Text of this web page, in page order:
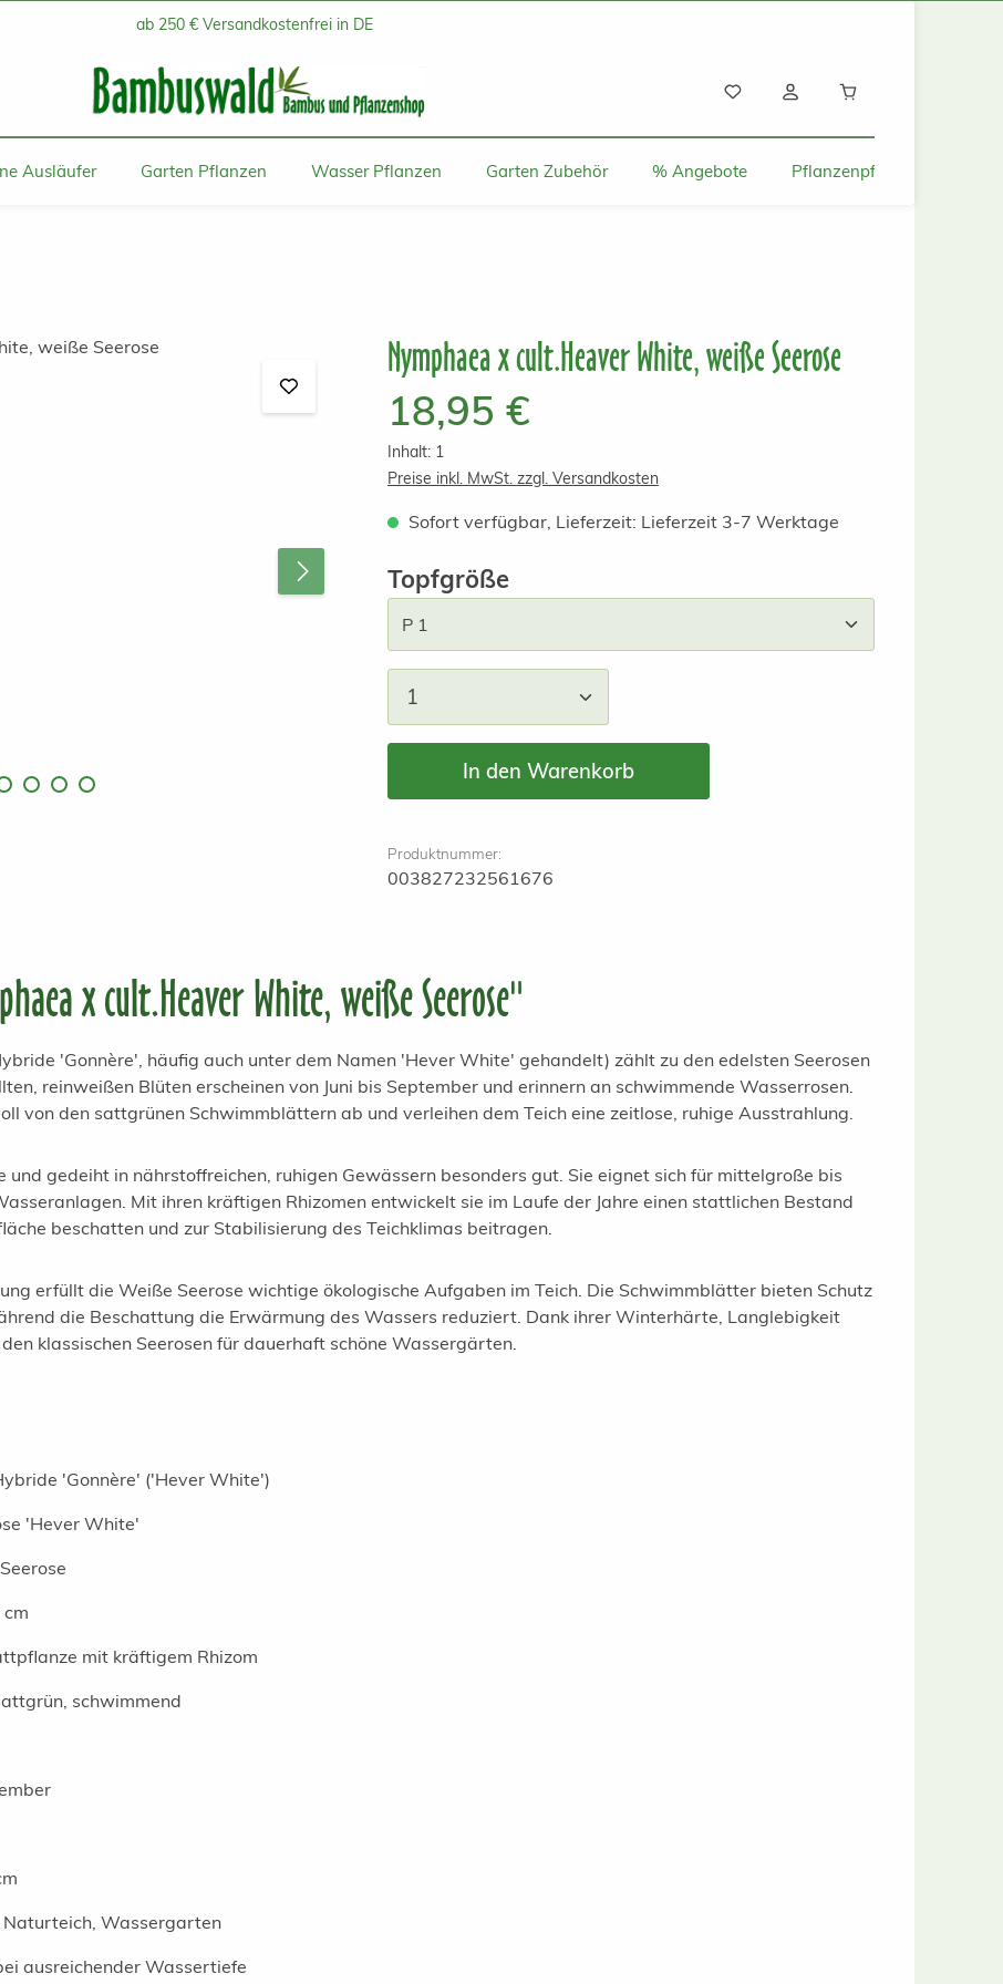
ab 250 € Versandkostenfrei in DE
Ausläufer Garten Pflanzen Wasser Pflanzen Garten Zubehör % Angebote Pflanzenpflege und Tipps
Nymphaea x cult.Heaver White, weiße Seerose
Regulärer Preis:
18,95 €
Inhalt: 1
Preise inkl. MwSt. zzgl. Versandkosten
Sofort verfügbar, Lieferzeit: Lieferzeit 3-7 Werktage
Topfgrößeauswählen
Produkt Anzahl: Gib den gewünschten Wert ein
In den Warenkorb
Produktnummer:
003827232561676
x cult.Heaver White, weiße Seerose"
'Gonnère', häufig auch unter dem Namen 'Hever White' gehandelt) zählt zu den edelsten Seerosen
reinweißen Blüten erscheinen von Juni bis September und erinnern an schwimmende Wasserrosen.
von den sattgrünen Schwimmblättern ab und verleihen dem Teich eine zeitlose, ruhige Ausstrahlung.
gedeiht in nährstoffreichen, ruhigen Gewässern besonders gut. Sie eignet sich für mittelgroße bis
Mit ihren kräftigen Rhizomen entwickelt sie im Laufe der Jahre einen stattlichen Bestand
beschatten und zur Stabilisierung des Teichklimas beitragen.
erfüllt die Weiße Seerose wichtige ökologische Aufgaben im Teich. Die Schwimmblätter bieten Schutz
die Beschattung die Erwärmung des Wassers reduziert. Dank ihrer Winterhärte, Langlebigkeit
klassischen Seerosen für dauerhaft schöne Wassergärten.
'Gonnère' ('Hever White')
'Hever White'
mit kräftigem Rhizom
schwimmend
Wassergarten
ausreichender Wassertiefe